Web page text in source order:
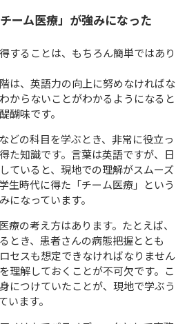
ーム医療」が強みになった
することは、もちろん簡単ではあり
は、英語力の向上に努めなければな
からないことがわかるようになると
醐味です。
どの科目を学ぶとき、非常に役立っ
た知識です。言葉は英語ですが、日
ていると、現地での理解がスムーズ
生時代に得た「チーム医療」という
になっています。
療の考え方はあります。たとえば、
とき、患者さんの病態把握ととも
セスも想定できなければなりません
理解しておくことが不可欠です。こ
につけていたことが、現地で学ぶう
います。